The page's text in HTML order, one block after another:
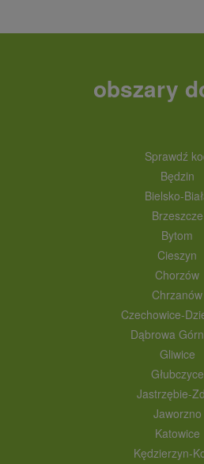
obszary
Sprawdź
Będzin
Bielsko-
Brzeszcze
Bytom
Cieszyn
Chorzów
Chrzanów
Czechowice-
Dąbrowa
Gliwice
Głubczyce
Jastrzębie-
Jaworzno
Katowice
Kędzierzyn-